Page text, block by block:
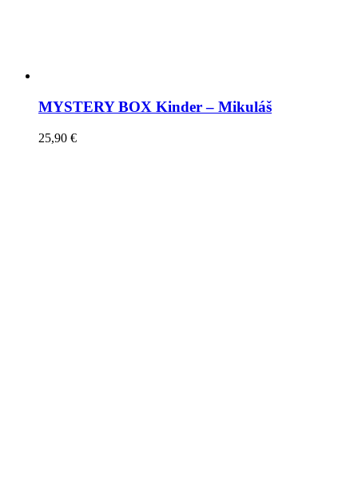
MYSTERY BOX Kinder – Mikuláš
25,90 €